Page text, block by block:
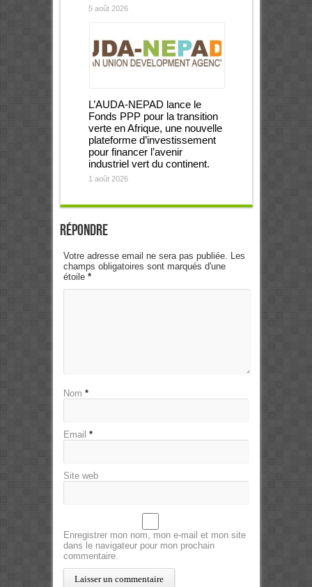
5 août 2026
L’AUDA-NEPAD lance le
Fonds PPP pour la transition
verte en Afrique, une nouvelle
plateforme d’investissement
pour financer l’avenir
industriel vert du continent.
1 août 2026
Répondre
Votre adresse email ne sera pas publiée. Les
champs obligatoires sont marqués d'une
étoile *
Nom *
Email *
Site web
Enregistrer mon nom, mon e-mail et mon site
dans le navigateur pour mon prochain
commentaire.